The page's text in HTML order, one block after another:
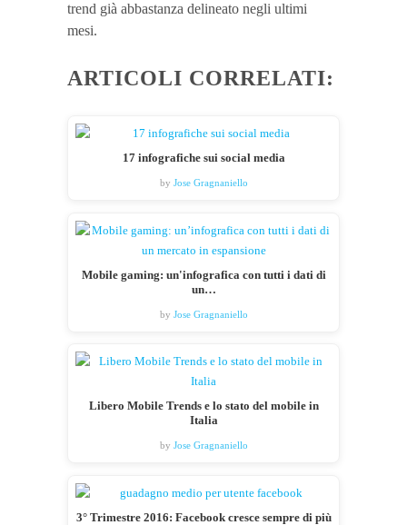
trend già abbastanza delineato negli ultimi
mesi.
ARTICOLI CORRELATI:
17 infografiche sui social media
by Jose Gragnaniello
Mobile gaming: un'infografica con tutti i dati di
un…
by Jose Gragnaniello
Libero Mobile Trends e lo stato del mobile in
Italia
by Jose Gragnaniello
3° Trimestre 2016: Facebook cresce sempre di più